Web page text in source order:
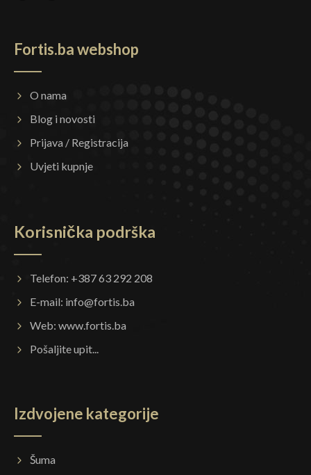
Fortis.ba webshop
O nama
Blog i novosti
Prijava / Registracija
Uvjeti kupnje
Korisnička podrška
Telefon: +387 63 292 208
E-mail: info@fortis.ba
Web: www.fortis.ba
Pošaljite upit...
Izdvojene kategorije
Šuma